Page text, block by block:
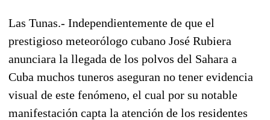
Las Tunas.- Independientemente de que el
prestigioso meteorólogo cubano José Rubiera
anunciara la llegada de los polvos del Sahara a
Cuba muchos tuneros aseguran no tener evidencia
visual de este fenómeno, el cual por su notable
manifestación capta la atención de los residentes